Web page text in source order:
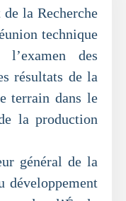
la Recherche
technique
l’examen des
résultats de la
terrain dans le
la production
général de la
développement